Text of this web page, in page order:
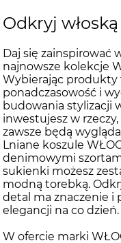
Odkryj
Daj się zainspirować
najnowsze kolekcje
Wybierając produkty
ponadczasowość i
budowania stylizacji
inwestujesz w
zawsze będą
Lniane koszule
denimowymi
sukienki możesz
modną torebką.
detal ma znaczenie i
elegancji na co dzień.
W ofercie marki